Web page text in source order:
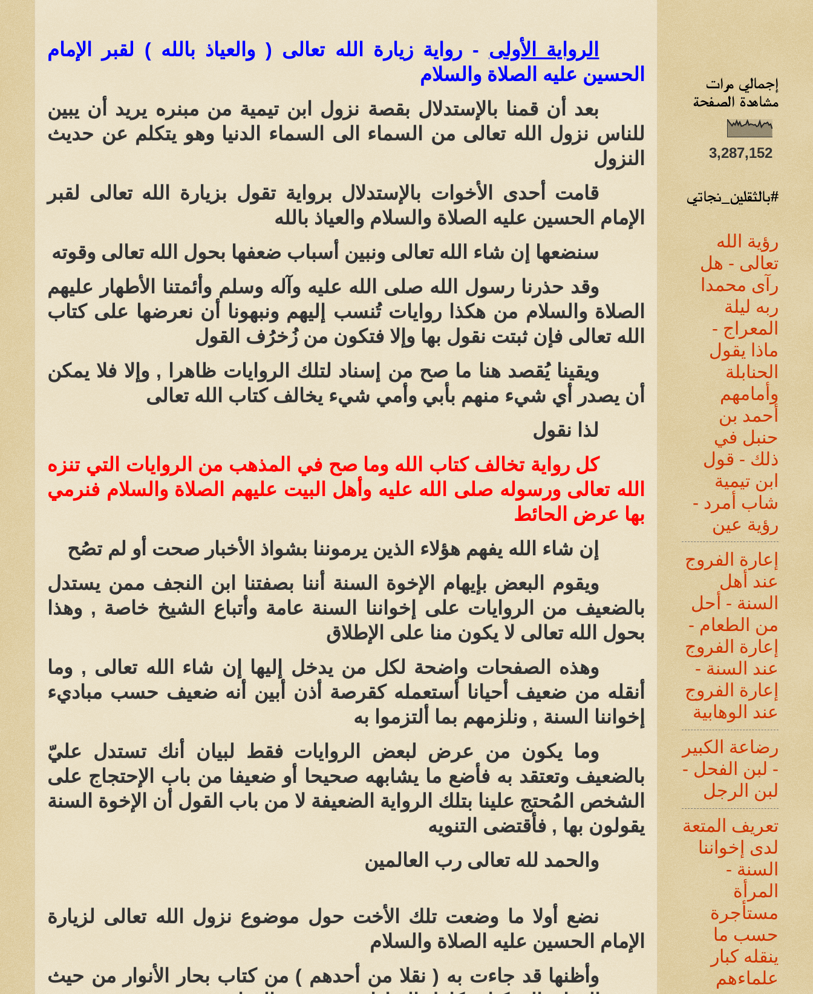
الرواية الأولى - رواية زيارة الله تعالى ( والعياذ بالله ) لقبر الإمام
الحسين عليه الصلاة والسلام
بعد أن قمنا بالإستدلال بقصة نزول ابن تيمية من مبنره يريد أن يبين
للناس نزول الله تعالى من السماء الى السماء الدنيا وهو يتكلم عن حديث
النزول
قامت أحدى الأخوات بالإستدلال برواية تقول بزيارة الله تعالى لقبر
الإمام الحسين عليه الصلاة والسلام والعياذ بالله
سنضعها إن شاء الله تعالى ونبين أسباب ضعفها بحول الله تعالى وقوته
وقد حذرنا رسول الله صلى الله عليه وآله وسلم وأئمتنا الأطهار عليهم
الصلاة والسلام من هكذا روايات تُنسب إليهم ونبهونا أن نعرضها على كتاب
الله تعالى فإن ثبتت نقول بها وإلا فتكون من زُخرُف القول
ويقينا يُقصد هنا ما صح من إسناد لتلك الروايات ظاهرا , وإلا فلا يمكن
أن يصدر أي شيء منهم بأبي وأمي شيء يخالف كتاب الله تعالى
لذا نقول
كل رواية تخالف كتاب الله وما صح في المذهب من الروايات التي تنزه
الله تعالى ورسوله صلى الله عليه وأهل البيت عليهم الصلاة والسلام فنرمي
بها عرض الحائط
إن شاء الله يفهم هؤلاء الذين يرموننا بشواذ الأخبار صحت أو لم تصُح
ويقوم البعض بإيهام الإخوة السنة أننا بصفتنا ابن النجف ممن يستدل
بالضعيف من الروايات على إخواننا السنة عامة وأتباع الشيخ خاصة , وهذا
بحول الله تعالى لا يكون منا على الإطلاق
وهذه الصفحات واضحة لكل من يدخل إليها إن شاء الله تعالى , وما
أنقله من ضعيف أحيانا أستعمله كقرصة أذن أبين أنه ضعيف حسب مباديء
إخواننا السنة , ونلزمهم بما ألتزموا به
وما يكون من عرض لبعض الروايات فقط لبيان أنك تستدل عليّ
بالضعيف وتعتقد به فأضع ما يشابهه صحيحا أو ضعيفا من باب الإحتجاج على
الشخص المُحتج علينا بتلك الرواية الضعيفة لا من باب القول أن الإخوة السنة
يقولون بها , فأقتضى التنويه
والحمد لله تعالى رب العالمين
نضع أولا ما وضعت تلك الأخت حول موضوع نزول الله تعالى لزيارة
الإمام الحسين عليه الصلاة والسلام
وأظنها قد جاءت به ( نقلا من أحدهم ) من كتاب بحار الأنوار من حيث
إجمالي مرات
مشاهدة الصفحة
3,287,152
#بالثقلين_نجاتي
رؤية الله
تعالى - هل
رآى محمدا
ربه ليلة
المعراج -
ماذا يقول
الحنابلة
وأمامهم
أحمد بن
حنبل في
ذلك - قول
ابن تيمية
شاب أمرد -
رؤية عين
إعارة الفروج
عند أهل
السنة - أحل
من الطعام -
إعارة الفروج
عند السنة -
إعارة الفروج
عند الوهابية
رضاعة الكبير
- لبن الفحل -
لبن الرجل
تعريف المتعة
لدى إخواننا
السنة -
المرأة
مستأجرة
حسب ما
ينقله كبار
علماءهم